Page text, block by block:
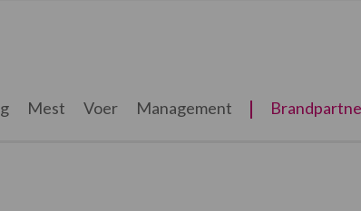
Mest Voer Management